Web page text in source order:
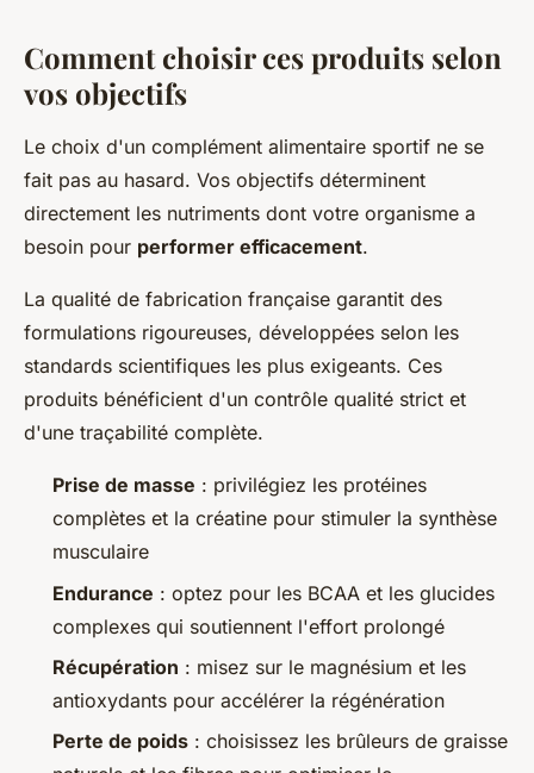
Comment choisir ces produits selon
vos objectifs
Le choix d'un complément alimentaire sportif ne se
fait pas au hasard. Vos objectifs déterminent
directement les nutriments dont votre organisme a
besoin pour performer efficacement.
La qualité de fabrication française garantit des
formulations rigoureuses, développées selon les
standards scientifiques les plus exigeants. Ces
produits bénéficient d'un contrôle qualité strict et
d'une traçabilité complète.
Prise de masse : privilégiez les protéines
complètes et la créatine pour stimuler la synthèse
musculaire
Endurance : optez pour les BCAA et les glucides
complexes qui soutiennent l'effort prolongé
Récupération : misez sur le magnésium et les
antioxydants pour accélérer la régénération
Perte de poids : choisissez les brûleurs de graisse